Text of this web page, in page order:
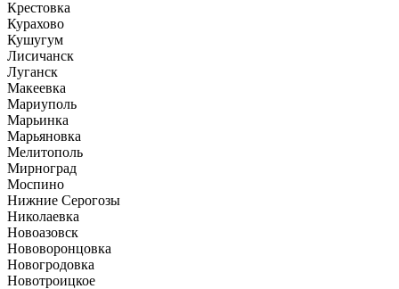
Крестовка
Курахово
Кушугум
Лисичанск
Луганск
Макеевка
Мариуполь
Марьинка
Марьяновка
Мелитополь
Мирноград
Моспино
Нижние Серогозы
Николаевка
Новоазовск
Нововоронцовка
Новогродовка
Новотроицкое